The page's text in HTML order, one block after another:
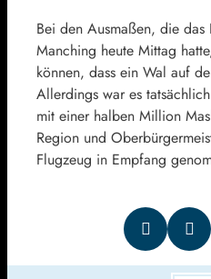
Bei den Ausmaßen, die
Manching heute Mittag
können, dass ein Wal auf
Allerdings war es
mit einer halben Million
Region und
Flugzeug in Empfang